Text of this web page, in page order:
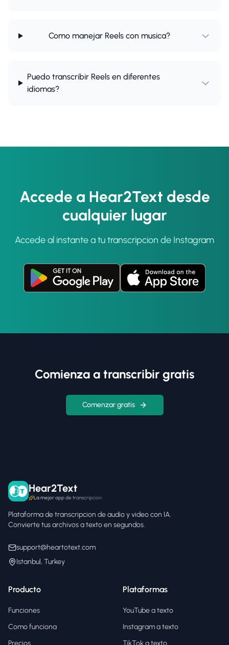
Como manejar Reels con musica?
Puedo transcribir Reels en diferentes
idiomas?
Accede a Hear2Text desde
cualquier lugar
Accede al instante a tu transcripcion de Instagram
Comienza a transcribir gratis
Comenzar gratis
Hear2Text
La mejor app de transcripcion
Plataforma de transcripcion de audio y video con IA.
Convierte tus archivos a texto en segundos.
support@heartotext.com
Istanbul, Turkey
Producto
Funciones
Como funciona
Precios
Plataformas
YouTube a texto
Instagram a texto
TikTok a texto